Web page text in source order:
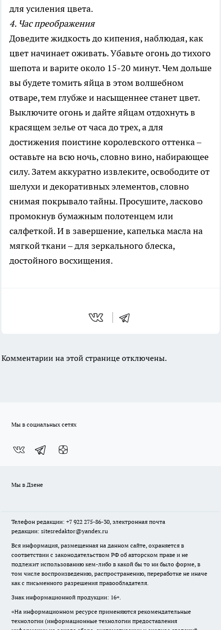
для усиления цвета.
4. Час преображения
Доведите жидкость до кипения, наблюдая, как
цвет начинает оживать. Убавьте огонь до тихого
шепота и варите около 15-20 минут. Чем дольше
вы будете томить яйца в этом волшебном
отваре, тем глубже и насыщеннее станет цвет.
Выключите огонь и дайте яйцам отдохнуть в
красящем зелье от часа до трех, а для
достижения поистине королевского оттенка –
оставьте на всю ночь, словно вино, набирающее
силу. Затем аккуратно извлеките, освободите от
шелухи и декоративных элементов, словно
снимая покрывало тайны. Просушите, ласково
промокнув бумажным полотенцем или
салфеткой. И в завершение, капелька масла на
мягкой ткани – для зеркального блеска,
достойного восхищения.
Комментарии на этой странице отключены.
Мы в социальных сетях
Мы в Дзене
Телефон редакции: +7 922 275-86-30, электронная почта
редакции: sitesredaktor@yandex.ru
Вся информация, размещенная на данном сайте, охраняется в
соответствии с законодательством РФ об авторском праве и не
подлежит использованию кем-либо в какой бы то ни было форме, в
том числе воспроизведению, распространению, переработке не иначе
как с письменного разрешения правообладателя.
Знак информационной продукции: 16+.
«На информационном ресурсе применяются рекомендательные
технологии (информационные технологии предоставления